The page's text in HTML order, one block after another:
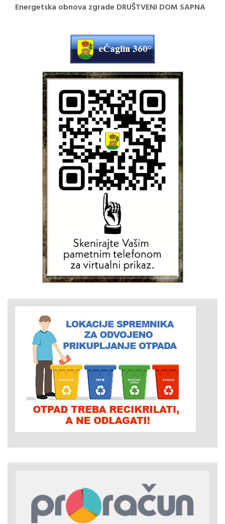
Energetska obnova zgrade DRUŠTVENI DOM SAPNA